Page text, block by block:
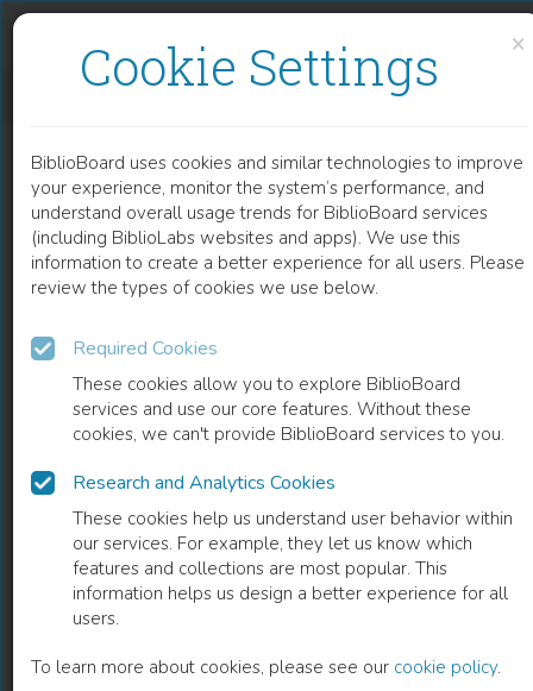
×
Cookie Settings
BiblioBoard uses cookies and similar technologies to improve
your experience, monitor the system’s performance, and
understand overall usage trends for BiblioBoard services
(including BiblioLabs websites and apps). We use this
information to create a better experience for all users. Please
review the types of cookies we use below.
Required Cookies
These cookies allow you to explore BiblioBoard
services and use our core features. Without these
cookies, we can't provide BiblioBoard services to you.
Research and Analytics Cookies
These cookies help us understand user behavior within
our services. For example, they let us know which
features and collections are most popular. This
information helps us design a better experience for all
users.
To learn more about cookies, please see our cookie policy.
READ
BOOK
Schulbuch und religiöse Vielfalt